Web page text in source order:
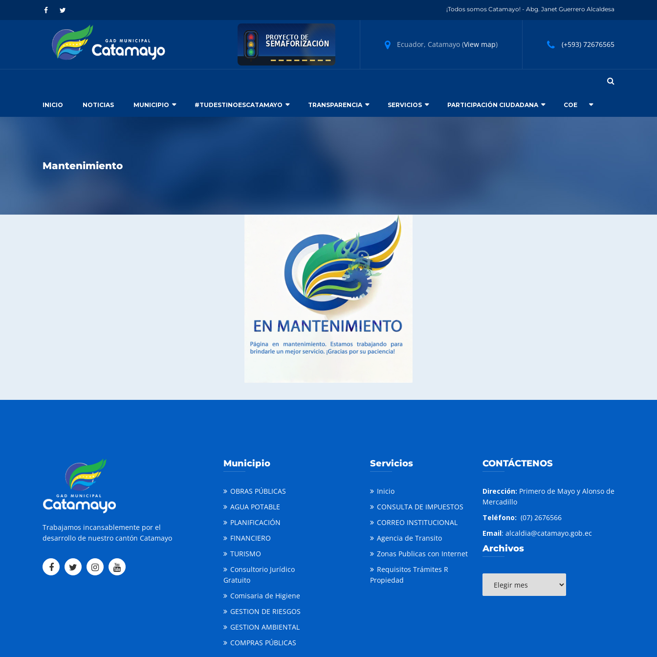
¡Todos somos Catamayo! - Abg. Janet Guerrero Alcaldesa
Ecuador, Catamayo (View map) (+593) 72676565
INICIO NOTICIAS MUNICIPIO #TUDESTINOESCATAMAYO TRANSPARENCIA SERVICIOS PARTICIPACIÓN CIUDADANA COE
Mantenimiento
Trabajamos incansablemente por el
desarrollo de nuestro cantón Catamayo
Municipio
OBRAS PÚBLICAS
AGUA POTABLE
PLANIFICACIÓN
FINANCIERO
TURISMO
Consultorio Jurídico
Gratuito
Comisaria de Higiene
GESTION DE RIESGOS
GESTION AMBIENTAL
COMPRAS PÚBLICAS
Servicios
Inicio
CONSULTA DE IMPUESTOS
CORREO INSTITUCIONAL
Agencia de Transito
Zonas Publicas con Internet
Requisitos Trámites R
Propiedad
CONTÁCTENOS
Dirección: Primero de Mayo y Alonso de
Mercadillo
Teléfono: (07) 2676566
Email: alcaldia@catamayo.gob.ec
Archivos